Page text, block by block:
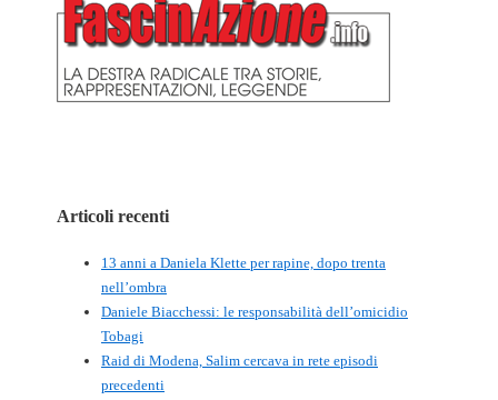
Articoli recenti
13 anni a Daniela Klette per rapine, dopo trenta
nell’ombra
Daniele Biacchessi: le responsabilità dell’omicidio
Tobagi
Raid di Modena, Salim cercava in rete episodi
precedenti